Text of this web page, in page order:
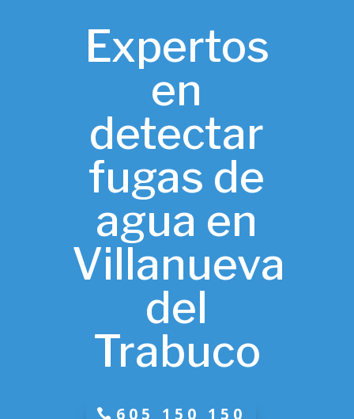
Expertos
en
detectar
fugas de
agua en
Villanueva
del
Trabuco
605 150 150